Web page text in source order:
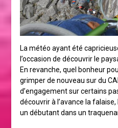
La météo ayant été
l’occasion de découvrir le
En revanche, quel bonheur
grimper de nouveau sur du
d’engagement sur certains
découvrir à l’avance la
un débutant dans un